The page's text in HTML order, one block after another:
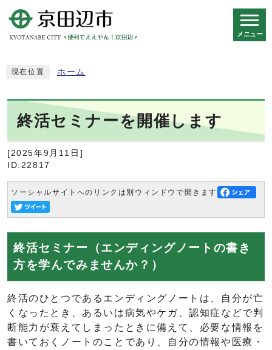
メニュー
現在位置 ホーム
終活セミナーを開催します
[2025年9月11日]
ID:22817
ソーシャルサイトへのリンクは別ウィンドウで開きます
終活セミナー（エンディングノートの書き
方を学んでみませんか？）
終活のひとつであるエンディングノートは、自分が亡
くなったとき、あるいは病気やケガ、認知症などで判
断能力が衰えてしまったときに備えて、必要な情報を
書いておくノートのことであり、自分の情報や医療・